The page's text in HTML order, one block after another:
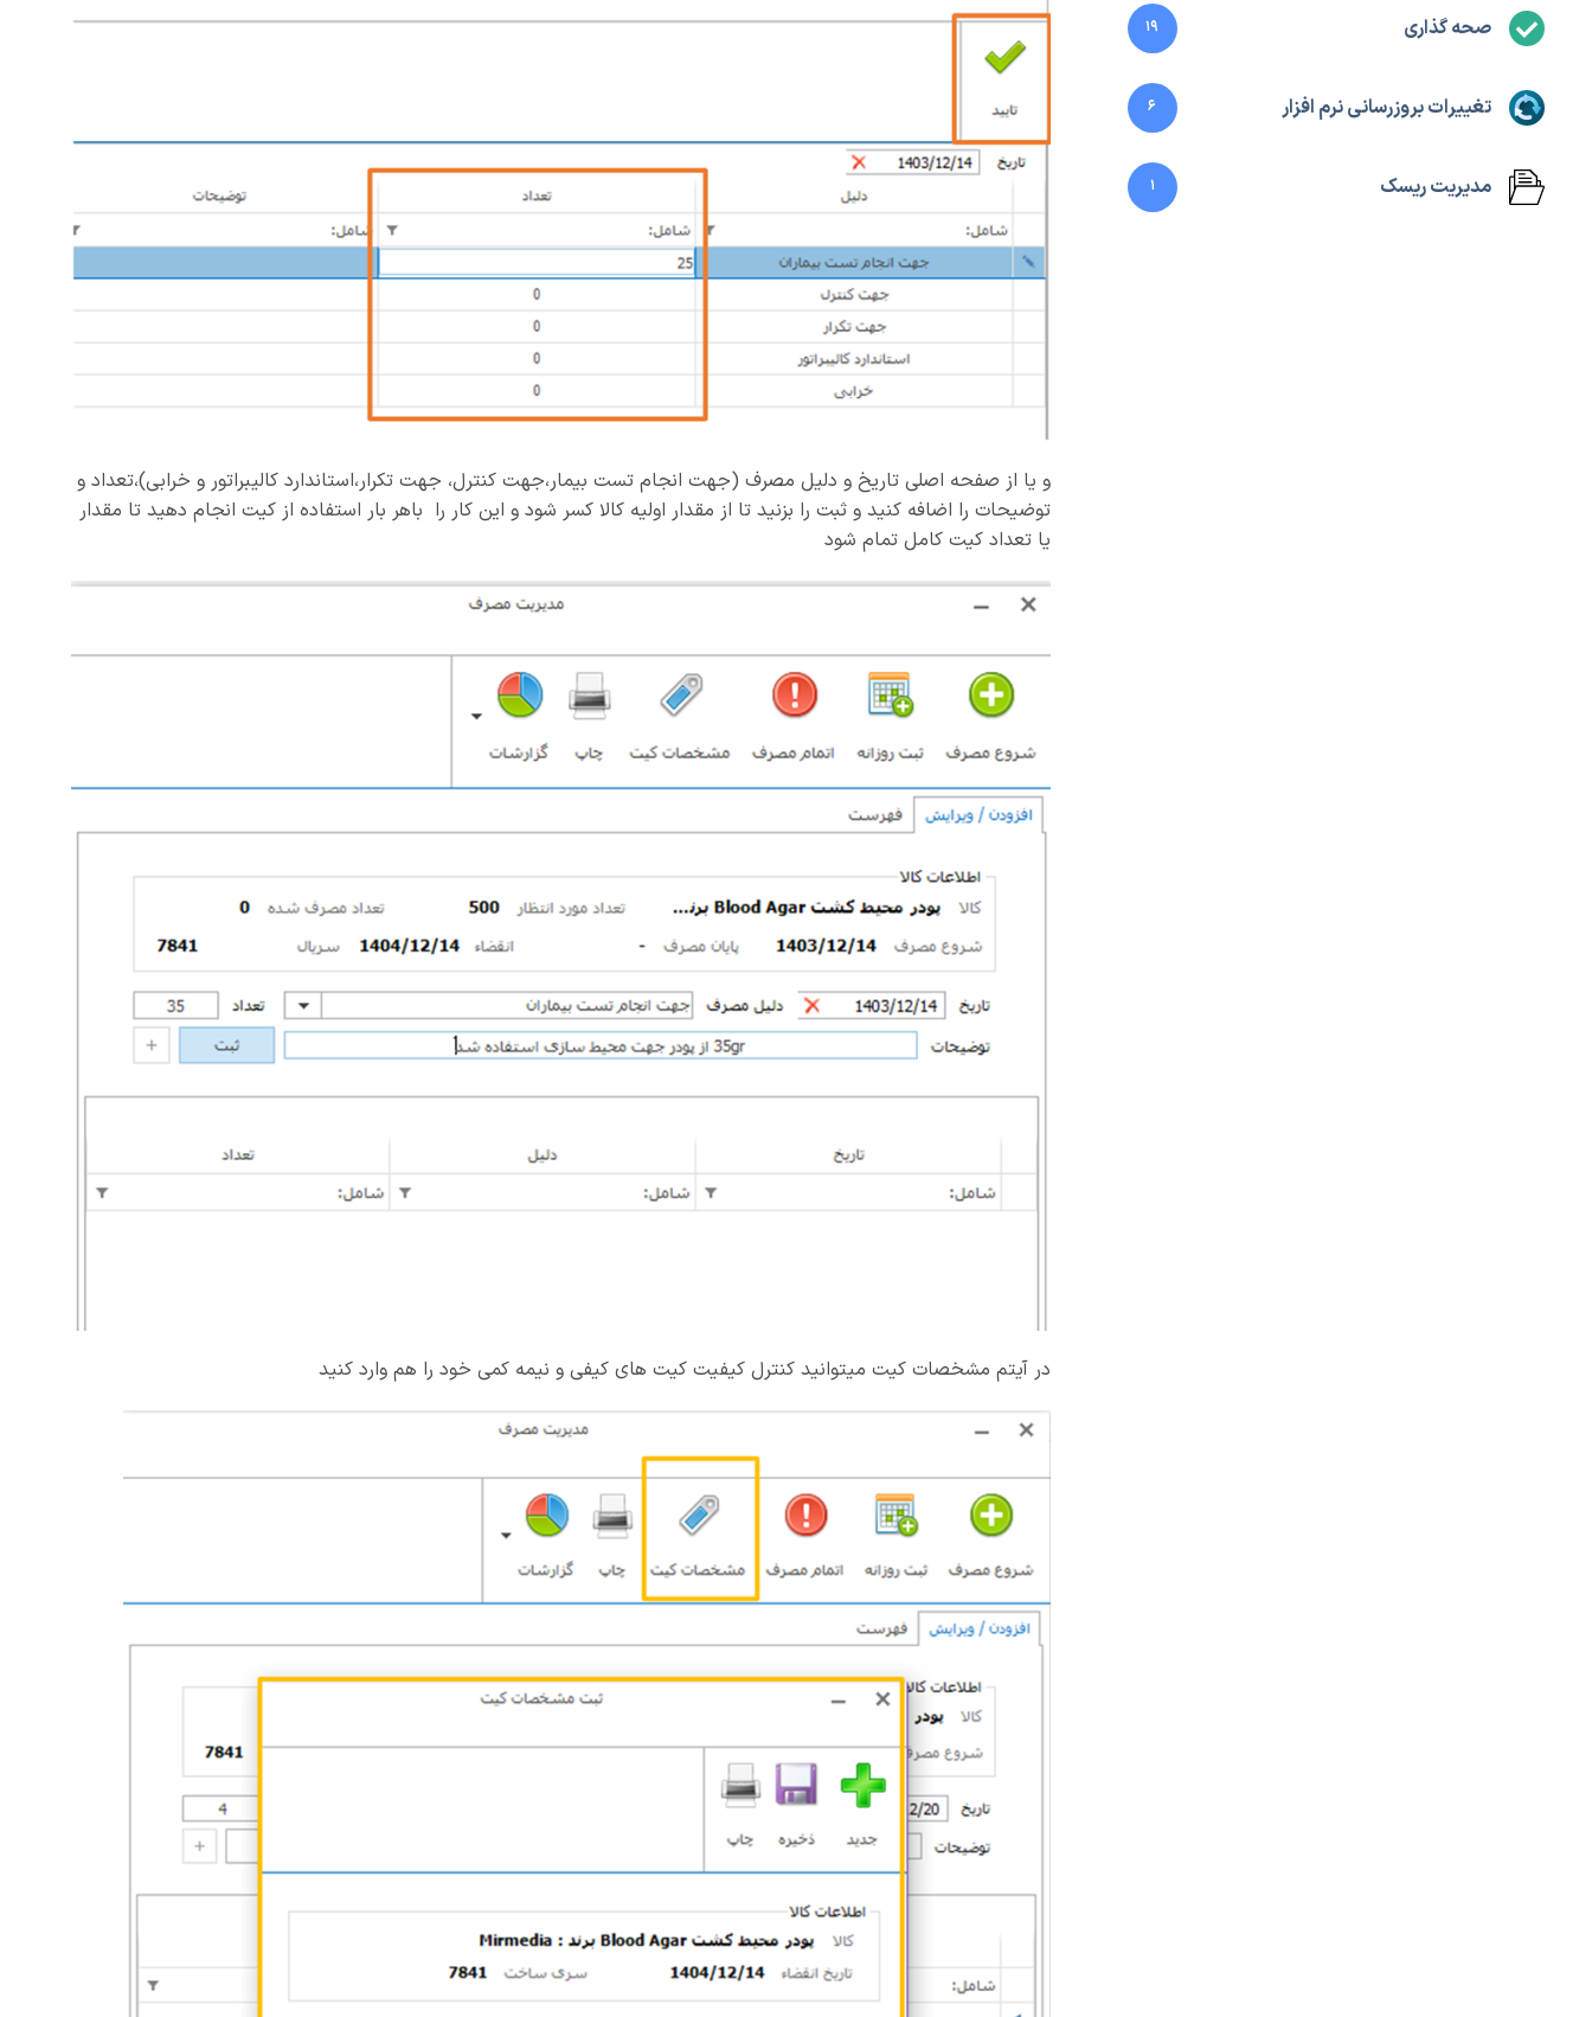
صحه گذاری 19
تغییرات بروزرسانی نرم افزار 6
مدیریت ریسک 1
و یا از صفحه اصلی تاریخ و دلیل مصرف (جهت انجام تست بیمار،جهت کنترل، جهت تکرار،استاندارد کالیبراتور و خرابی)،تعداد و
توضیحات را اضافه کنید و ثبت را بزنید تا از مقدار اولیه کالا کسر شود و این کار را باهر بار استفاده از کیت انجام دهید تا مقدار
یا تعداد کیت کامل تمام شود
در آیتم مشخصات کیت میتوانید کنترل کیفیت کیت های کیفی و نیمه کمی خود را هم وارد کنید